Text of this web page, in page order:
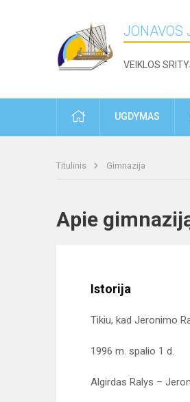
JONAVOS
VEIKLOS
PRADŽIAUGDYMAS
Titulinis Gimnazija
Apie
Istorija
Tikiu, kad Jeronimo
1996 m. spalio 1 d.
Algirdas Ralys –